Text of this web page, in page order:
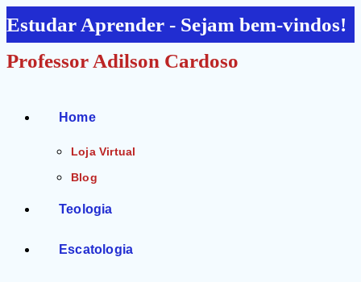
Ir
para
o
Estudar Aprender - Sejam bem-vindos!
Professor Adilson Cardoso
Home
Loja Virtual
Blog
Teologia
Escatologia